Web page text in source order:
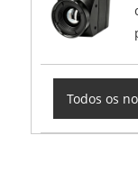
Todos os